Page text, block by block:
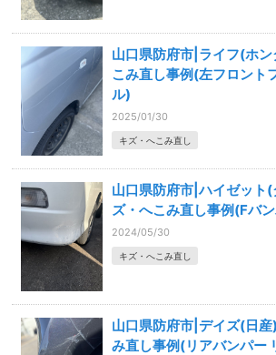
山口県防府市|ライフ(ホ
こみ直し事例(左フロント
ル)
2025/01/30
キズ・へこみ直し
山口県防府市|ハイゼット
ズ・へこみ直し事例(Fバ
2024/05/30
キズ・へこみ直し
山口県防府市|デイズ(日産
み直し事例(リアバンパー